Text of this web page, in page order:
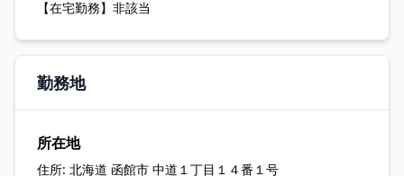
【在宅勤務】非該当
勤務地
所在地
住所: 北海道 函館市 中道１丁目１４番１号